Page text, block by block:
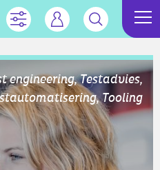
engineering, Testadvies,
Tooling